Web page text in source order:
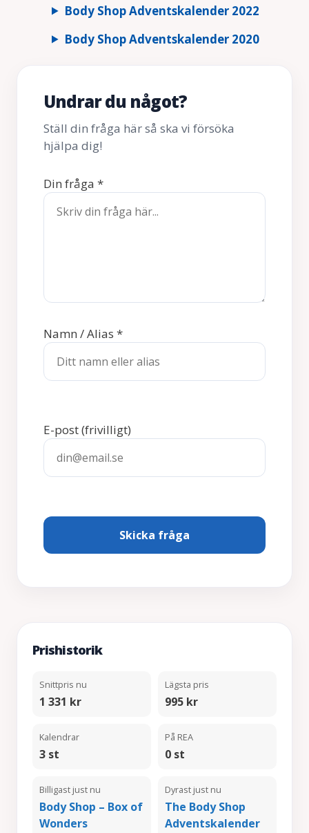
Body Shop Adventskalender 2022
Body Shop Adventskalender 2020
Undrar du något?
Ställ din fråga här så ska vi försöka
hjälpa dig!
Din fråga *
Namn / Alias *
E-post(frivilligt)
Prishistorik
Snittpris nu
1 331 kr
Lägsta pris
995 kr
Kalendrar
3 st
På REA
0 st
Billigast just nu
Body Shop – Box of
Wonders
Dyrast just nu
The Body Shop
Adventskalender